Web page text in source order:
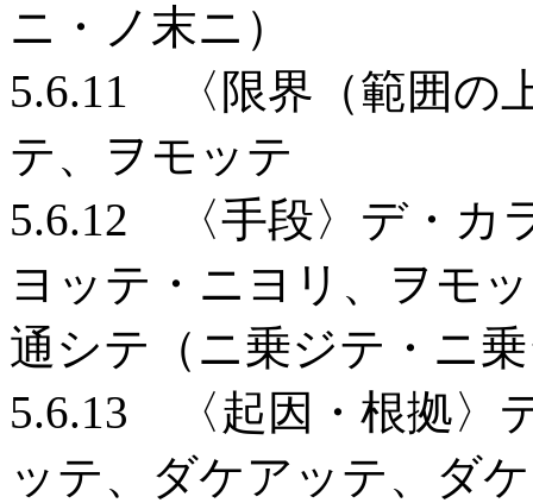
ニ・ノ末ニ）
5.6.11 〈限界（範囲の
テ、ヲモッテ
5.6.12 〈手段〉デ・カ
ヨッテ・ニヨリ、ヲモ
通シテ（ニ乗ジテ・ニ
5.6.13 〈起因・根拠〉
ッテ、ダケアッテ、ダ